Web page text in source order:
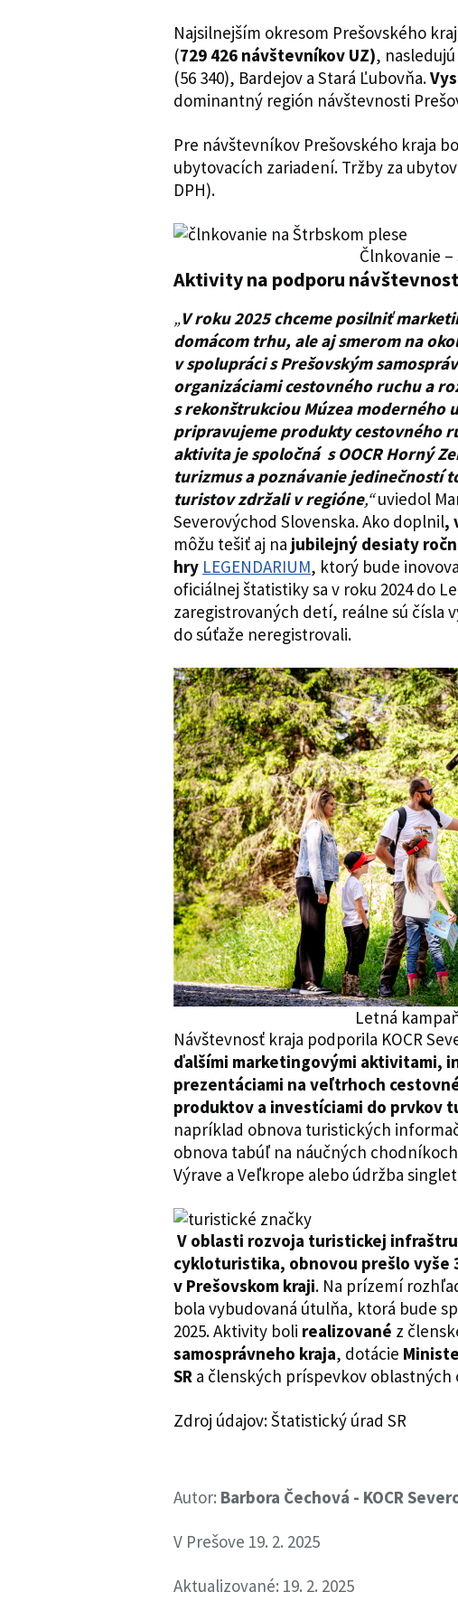
Najsilnejším okresom Prešovského
(729 426 návštevníkov UZ),
(56 340), Bardejov a Stará Ľubovňa.
dominantný región návštevnosti
Pre návštevníkov Prešovského kraja
ubytovacích zariadení. Tržby za
DPH).
Člnkovanie
Aktivity na podporu
„V roku 2025 chceme posilniť
domácom trhu, ale aj smerom na
v spolupráci s Prešovským
organizáciami cestovného ruchu a
s rekonštrukciou Múzea moderného
pripravujeme produkty cestovného
aktivita je spoločná s OOCR Horný
turizmus a poznávanie jedinečností
turistov zdržali v regióne,“uviedol
Severovýchod Slovenska. Ako doplnil,
môžu tešiť aj na jubilejný desiaty
hry LEGENDARIUM, ktorý bude
oficiálnej štatistiky sa v roku 2024 do
zaregistrovaných detí, reálne sú čísla
do súťaže neregistrovali.
Letná
Návštevnosť kraja podporila KOCR
ďalšími marketingovými aktivitami,
prezentáciami na veľtrhoch
produktov a investíciami do prvkov
napríklad obnova turistických
obnova tabúľ na náučných
Výrave a Veľkrope alebo údržba
V oblasti rozvoja turistickej
cykloturistika, obnovou prešlo vyše
v Prešovskom kraji. Na prízemí
bola vybudovaná útulňa, ktorá bude
2025. Aktivity boli realizované z
samosprávneho kraja, dotácie
SR a členských príspevkov oblastných
Zdroj údajov: Štatistický úrad SR
Autor: Barbora Čechová - KOCR
V Prešove 19. 2. 2025
Aktualizované: 19. 2. 2025